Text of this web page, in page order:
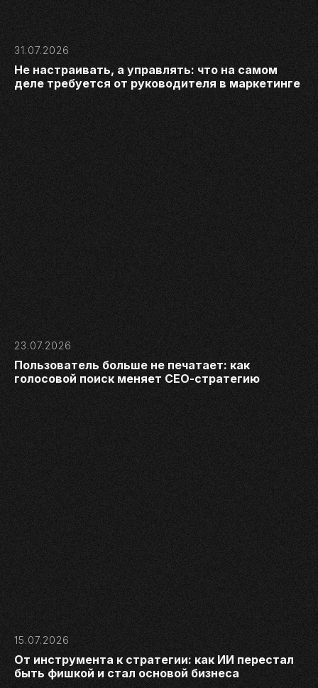
31.07.2026
Не настраивать, а управлять: что на самом
деле требуется от руководителя в маркетинге
23.07.2026
Пользователь больше не печатает: как
голосовой поиск меняет СЕО-стратегию
15.07.2026
От инструмента к стратегии: как ИИ перестал
быть фишкой и стал основой бизнеса